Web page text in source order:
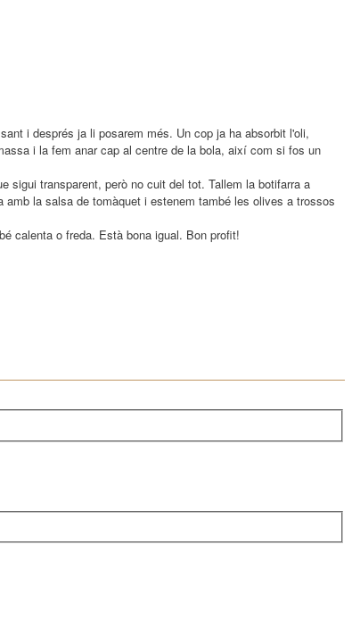
i després ja li posarem més. Un cop ja ha absorbit l'oli,
i la fem anar cap al centre de la bola, així com si fos un
sigui transparent, però no cuit del tot. Tallem la botifarra a
la salsa de tomàquet i estenem també les olives a trossos
calenta o freda. Està bona igual. Bon profit!